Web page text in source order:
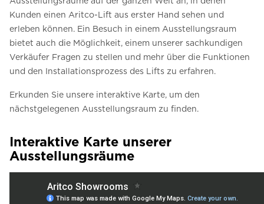
Kunden einen Aritco-Lift aus erster Hand sehen und
erleben können. Ein Besuch in einem Ausstellungsraum
bietet auch die Möglichkeit, einem unserer sachkundigen
Verkäufer Fragen zu stellen und mehr über die Funktionen
und den Installationsprozess des Lifts zu erfahren.
Erkunden Sie unsere interaktive Karte, um den
nächstgelegenen Ausstellungsraum zu finden.
Interaktive Karte unserer
Ausstellungsräume